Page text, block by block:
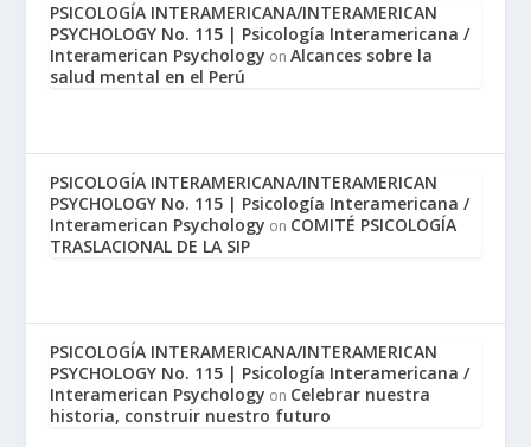
PSICOLOGÍA INTERAMERICANA/INTERAMERICAN
PSYCHOLOGY No. 115 | Psicología Interamericana /
Interamerican Psychology onAlcances sobre la
salud mental en el Perú
PSICOLOGÍA INTERAMERICANA/INTERAMERICAN
PSYCHOLOGY No. 115 | Psicología Interamericana /
Interamerican Psychology on COMITÉ PSICOLOGÍA
TRASLACIONAL DE LA SIP
PSICOLOGÍA INTERAMERICANA/INTERAMERICAN
PSYCHOLOGY No. 115 | Psicología Interamericana /
Interamerican Psychology on Celebrar nuestra
historia, construir nuestro futuro